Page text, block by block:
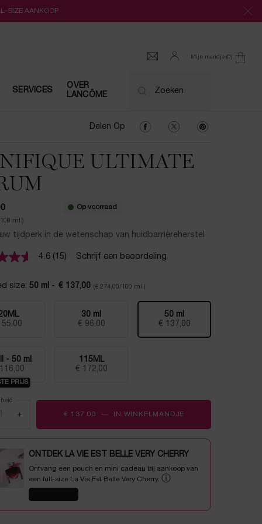
SIZE AANKOOP
Mijn mandje 0
0 product
SERVICES
OVER
LANCÔME
Zoeken
Delen Op Delen Op Facebook
Delen Op Twitter
Delen Op
ULTIMATE
ml.)
Op voorraad
tijdperk in de wetenschap van huidbarrièreherstel
4.6
Lees
beoordelingen.
Dezelfde
(15) Schrijf een beoordeling
size: 50 ml - € 137,00 (€ 274,00/100 ml.)
Geselecteerd
55,00
, 1 of 5 Geselecteerd
30 ml
€ 96,00
, 2 of 5 Geselecteerd
50 ml
€ 137,00
, 3 of 5
Geselecteerd
- 50 ml
PRIJS
, 4 of 5 Geselecteerd
115ML
€ 172,00
, 5 of 5
+ € 137,00 ― IN WINKELMANDJE
ONTDEK LA VIE EST BELLE VERY CHERRY
Ontvang een pouch en mini cadeau bij aankoop van
een full-size La Vie Est Belle Very Cherry. ⓘ